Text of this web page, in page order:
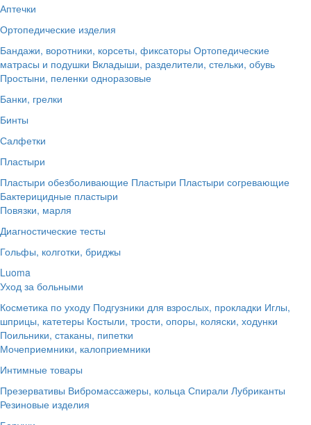
Аптечки
Ортопедические изделия
Бандажи, воротники, корсеты, фиксаторы Ортопедические
матрасы и подушки Вкладыши, разделители, стельки, обувь
Простыни, пеленки одноразовые
Банки, грелки
Бинты
Салфетки
Пластыри
Пластыри обезболивающие Пластыри Пластыри согревающие
Бактерицидные пластыри
Повязки, марля
Диагностические тесты
Гольфы, колготки, бриджы
Luoma
Уход за больными
Косметика по уходу Подгузники для взрослых, прокладки Иглы,
шприцы, катетеры Костыли, трости, опоры, коляски, ходунки
Поильники, стаканы, пипетки
Мочеприемники, калоприемники
Интимные товары
Презервативы Вибромассажеры, кольца Спирали Лубриканты
Резиновые изделия